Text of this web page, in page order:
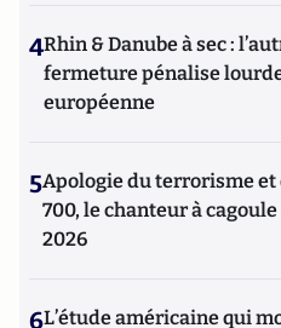
4Rhin & Danube à sec :
fermeture pénalise
européenne
5Apologie du terrorisme
700, le chanteur à cagoule
2026
6L’étude américaine qui